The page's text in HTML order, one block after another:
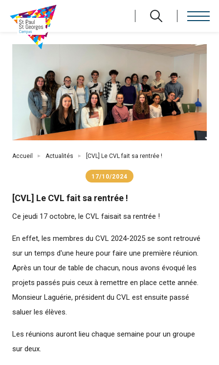
Fil
Accueil Actualités [CVL] Le CVL fait sa rentrée !
17/10/2024
[CVL] Le CVL fait sa rentrée !
Ce jeudi 17 octobre, le CVL faisait sa rentrée !
En effet, les membres du CVL 2024-2025 se sont retrouvé
sur un temps d'une heure pour faire une première réunion.
Après un tour de table de chacun, nous avons évoqué les
projets passés puis ceux à remettre en place cette année.
Monsieur Laguérie, président du CVL est ensuite passé
saluer les élèves.
Les réunions auront lieu chaque semaine pour un groupe
sur deux.